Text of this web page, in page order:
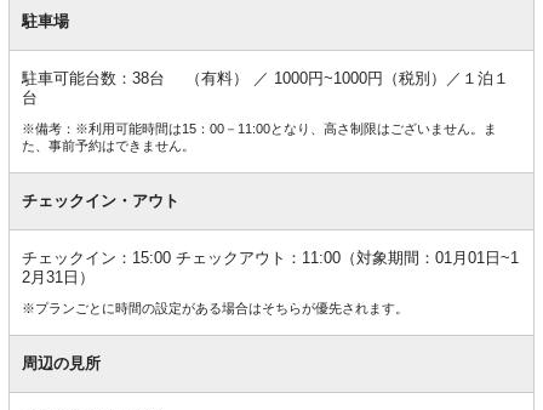
駐車場
駐車可能台数：38台 （有料） ／ 1000円~1000円（税別）／１泊１
台
※備考：※利用可能時間は15：00－11:00となり、高さ制限はございません。ま
た、事前予約はできません。
チェックイン・アウト
チェックイン：15:00 チェックアウト：11:00（対象期間：01月01日~1
2月31日）
※プランごとに時間の設定がある場合はそちらが優先されます。
周辺の見所